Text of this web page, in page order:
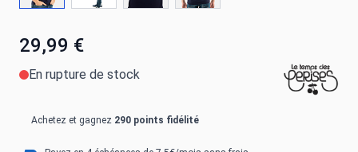
29,99 €
En rupture de stock
Achetez et gagnez 290 points fidélité